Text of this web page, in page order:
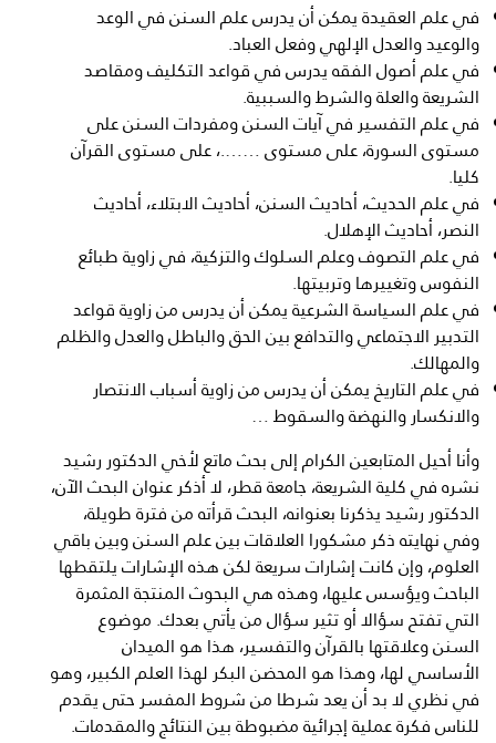
في علم العقيدة يمكن أن يدرس علم السنن في الوعد
والوعيد والعدل الإلهي وفعل العباد.
في علم أصول الفقه يدرس في قواعد التكليف ومقاصد
الشريعة والعلة والشرط والسببية.
في علم التفسير في آيات السنن ومفردات السنن على
مستوى السورة، على مستوى …….، على مستوى القرآن
كليا.
في علم الحديث، أحاديث السنن، أحاديث الابتلاء، أحاديث
النصر، أحاديث الإهلال.
في علم التصوف وعلم السلوك والتزكية، في زاوية طبائع
النفوس وتغييرها وتربيتها.
في علم السياسة الشرعية يمكن أن يدرس من زاوية قواعد
التدبير الاجتماعي والتدافع بين الحق والباطل والعدل والظلم
والمهالك.
في علم التاريخ يمكن أن يدرس من زاوية أسباب الانتصار
والانكسار والنهضة والسقوط …
وأنا أحيل المتابعين الكرام إلى بحث ماتع لأخي الدكتور رشيد
نشره في كلية الشريعة، جامعة قطر، لا أذكر عنوان البحث الآن،
الدكتور رشيد يذكرنا بعنوانه، البحث قرأته من فترة طويلة،
وفي نهايته ذكر مشكورا العلاقات بين علم السنن وبين باقي
العلوم، وإن كانت إشارات سريعة لكن هذه الإشارات يلتقطها
الباحث ويؤسس عليها، وهذه هي البحوث المنتجة المثمرة
التي تفتح سؤالا أو تثير سؤال من يأتي بعدك. موضوع
السنن وعلاقتها بالقرآن والتفسير، هذا هو الميدان
الأساسي لها، وهذا هو المحضن البكر لهذا العلم الكبير، وهو
في نظري لا بد أن يعد شرطا من شروط المفسر حتى يقدم
للناس فكرة عملية إجرائية مضبوطة بين النتائج والمقدمات.